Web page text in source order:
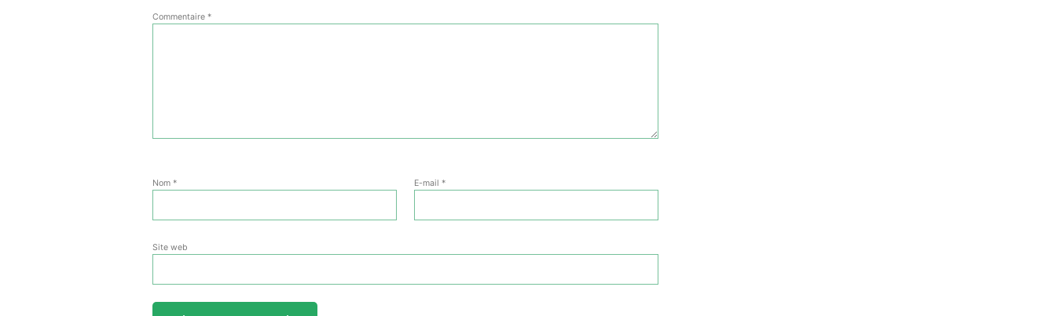
Commentaire*
Nom* E-mail*
Site web